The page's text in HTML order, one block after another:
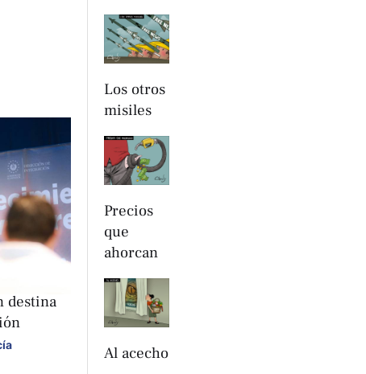
destina
Los otros
misiles
Precios
que
ahorcan
Al acecho